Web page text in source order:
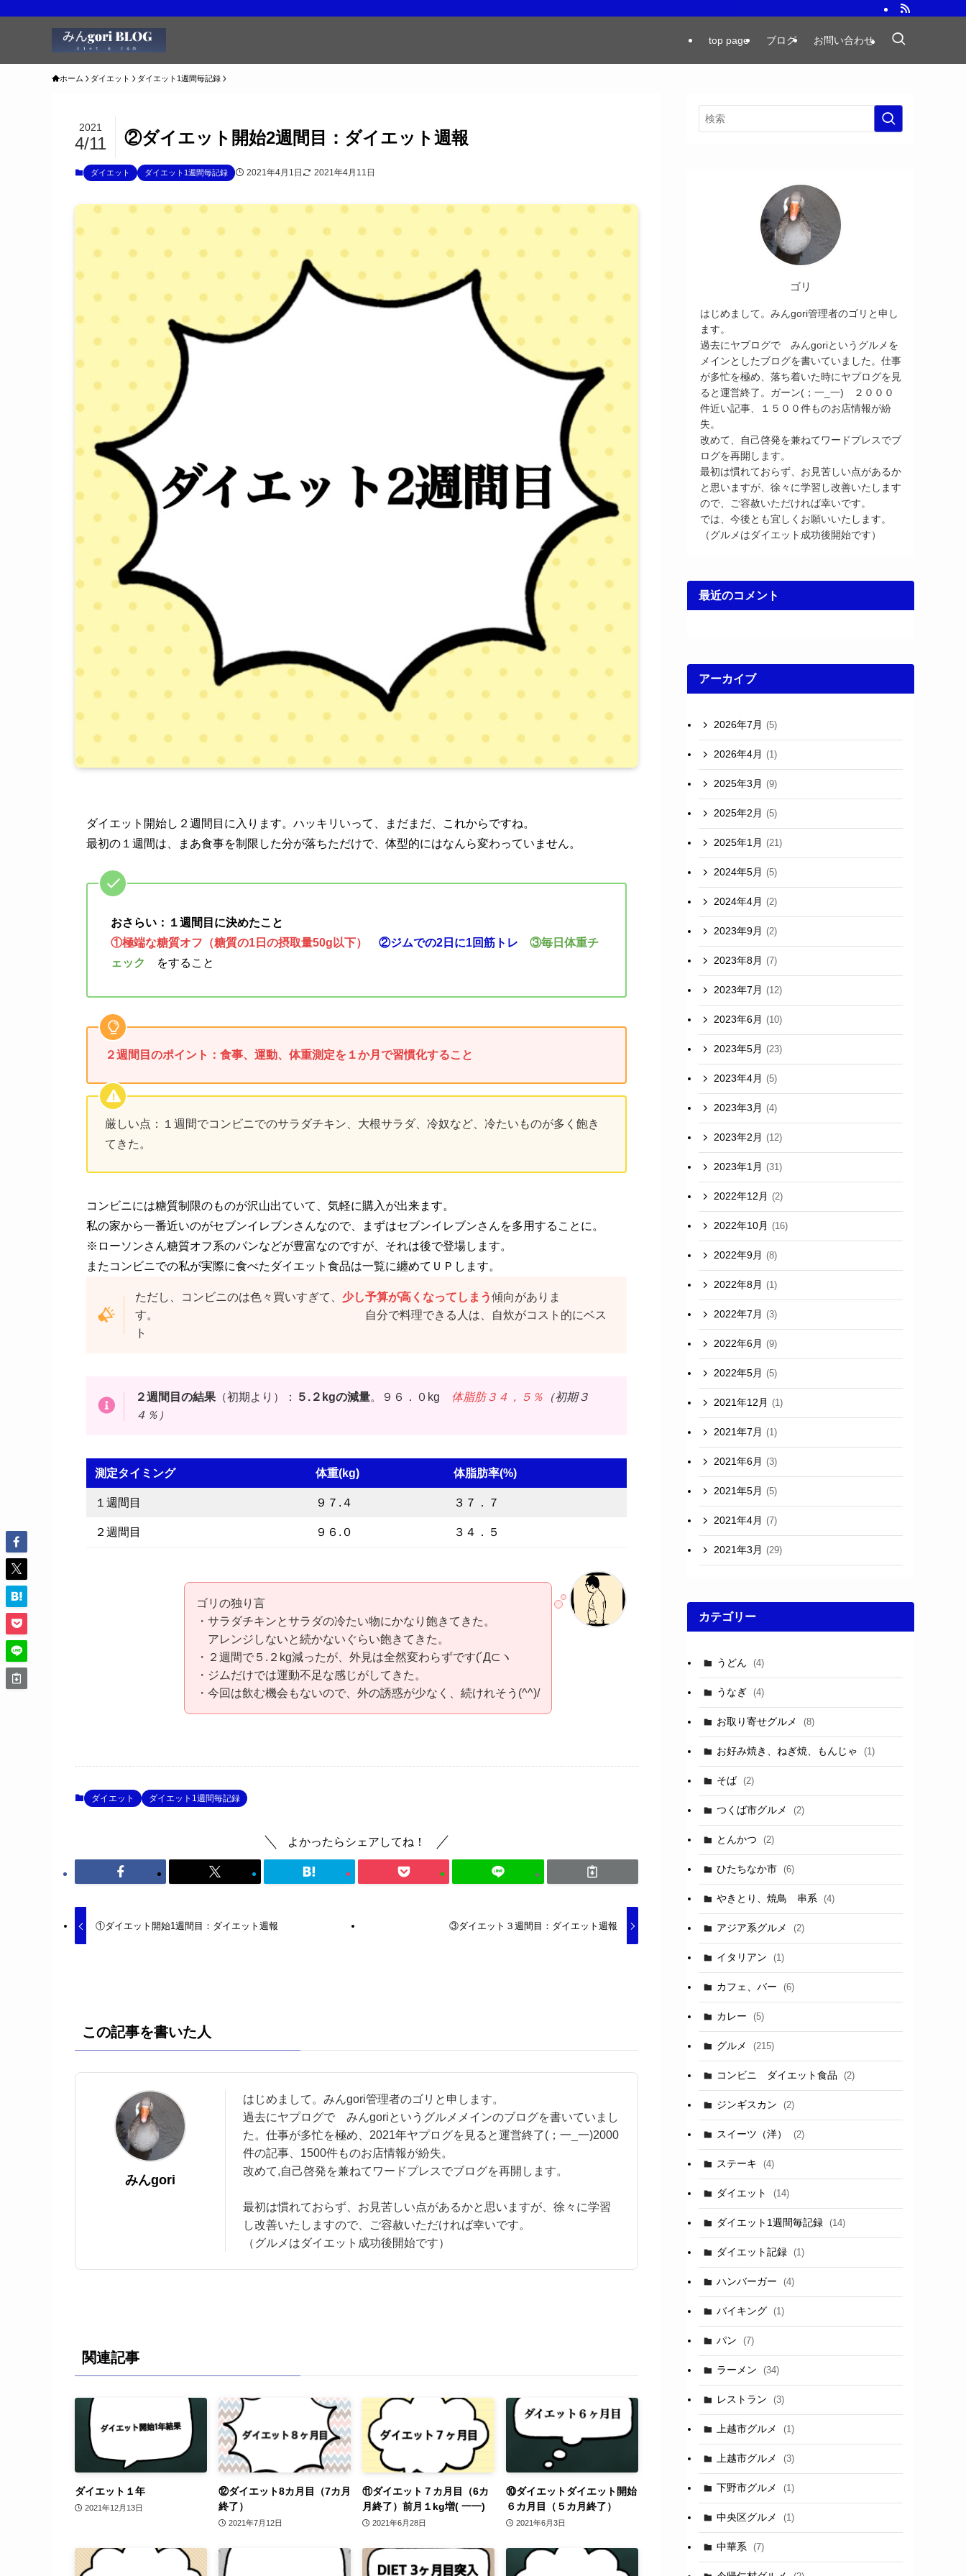
top page ブログ お問い合わせ
ホーム ダイエット ダイエット1週間毎記録
②ダイエット開始2週間目：ダイエット週報
2021
4/11
ダイエット ダイエット1週間毎記録 2021年4月1日 2021年4月11日
ダイエット開始し２週間目に入ります。ハッキリいって、まだまだ、これからですね。
最初の１週間は、まあ食事を制限した分が落ちただけで、体型的にはなんら変わっていません。
おさらい：１週間目に決めたこと
①極端な糖質オフ（糖質の1日の摂取量50g以下）
②ジムでの2日に1回筋トレ
③毎日体重チ
ェック
をすること
２週間目のポイント：食事、運動、体重測定を１か月で習慣化すること
厳しい点：１週間でコンビニでのサラダチキン、大根サラダ、冷奴など、冷たいものが多く飽き
てきた。
コンビニには糖質制限のものが沢山出ていて、気軽に購入が出来ます。
私の家から一番近いのがセブンイレブンさんなので、まずはセブンイレブンさんを多用することに。
※ローソンさん糖質オフ系のパンなどが豊富なのですが、それは後で登場します。
またコンビニでの私が実際に食べたダイエット食品は一覧に纏めてＵＰします。
ただし、コンビニのは色々買いすぎて、 少し予算が高くなってしまう傾向がありま
す。 自分で料理できる人は、自炊がコスト的にベス
ト
２週間目の結果 （初期より）： ５.２kgの減量。９６．０kg 体脂肪３４，５％ （初期３
４％）
測定タイミング 体重(kg) 体脂肪率(%)
１週間目 ９７.４ ３７．７
２週間目 ９６.０ ３４．５
ゴリの独り言
・サラダチキンとサラダの冷たい物にかなり飽きてきた。
アレンジしないと続かないぐらい飽きてきた。
・２週間で５.２kg減ったが、外見は全然変わらずです(´Д⊂ヽ
・ジムだけでは運動不足な感じがしてきた。
・今回は飲む機会もないので、外の誘惑が少なく、続けれそう(^^)/
ダイエット ダイエット1週間毎記録
よかったらシェアしてね！
①ダイエット開始1週間目：ダイエット週報 ③ダイエット３週間目：ダイエット週報
この記事を書いた人
みんgori
はじめまして。みんgori管理者のゴリと申します。
過去にヤプログで みんgoriというグルメメインのブログを書いていまし
た。仕事が多忙を極め、2021年ヤプログを見ると運営終了(；一_一)2000
件の記事、1500件ものお店情報が紛失。
改めて,自己啓発を兼ねてワードプレスでブログを再開します。
最初は慣れておらず、お見苦しい点があるかと思いますが、徐々に学習
し改善いたしますので、ご容赦いただければ幸いです。
（グルメはダイエット成功後開始です）
関連記事
ダイエット１年
2021年12月13日
⑫ダイエット8カ月目（7カ月
終了）
2021年7月12日
⑪ダイエット７カ月目（6カ
月終了）前月１kg増( 一一)
2021年6月28日
⑩ダイエットダイエット開始
６カ月目（５カ月終了）
2021年6月3日
ゴリ
はじめまして。みんgori管理者のゴリと申し
ます。
過去にヤプログで みんgoriというグルメを
メインとしたブログを書いていました。仕事
が多忙を極め、落ち着いた時にヤプログを見
ると運営終了。ガーン(；一_一) ２０００
件近い記事、１５００件ものお店情報が紛
失。
改めて、自己啓発を兼ねてワードプレスでブ
ログを再開します。
最初は慣れておらず、お見苦しい点があるか
と思いますが、徐々に学習し改善いたします
ので、ご容赦いただければ幸いです。
では、今後とも宜しくお願いいたします。
（グルメはダイエット成功後開始です）
最近のコメント
アーカイブ
2026年7月 (5)
2026年4月 (1)
2025年3月 (9)
2025年2月 (5)
2025年1月 (21)
2024年5月 (5)
2024年4月 (2)
2023年9月 (2)
2023年8月 (7)
2023年7月 (12)
2023年6月 (10)
2023年5月 (23)
2023年4月 (5)
2023年3月 (4)
2023年2月 (12)
2023年1月 (31)
2022年12月 (2)
2022年10月 (16)
2022年9月 (8)
2022年8月 (1)
2022年7月 (3)
2022年6月 (9)
2022年5月 (5)
2021年12月 (1)
2021年7月 (1)
2021年6月 (3)
2021年5月 (5)
2021年4月 (7)
2021年3月 (29)
カテゴリー
うどん (4)
うなぎ (4)
お取り寄せグルメ (8)
お好み焼き、ねぎ焼、もんじゃ (1)
そば (2)
つくば市グルメ (2)
とんかつ (2)
ひたちなか市 (6)
やきとり、焼鳥 串系 (4)
アジア系グルメ (2)
イタリアン (1)
カフェ、バー (6)
カレー (5)
グルメ (215)
コンビニ ダイエット食品 (2)
ジンギスカン (2)
スイーツ（洋） (2)
ステーキ (4)
ダイエット (14)
ダイエット1週間毎記録 (14)
ダイエット記録 (1)
ハンバーガー (4)
バイキング (1)
パン (7)
ラーメン (34)
レストラン (3)
上越市グルメ (1)
上越市グルメ (3)
下野市グルメ (1)
中央区グルメ (1)
中華系 (7)